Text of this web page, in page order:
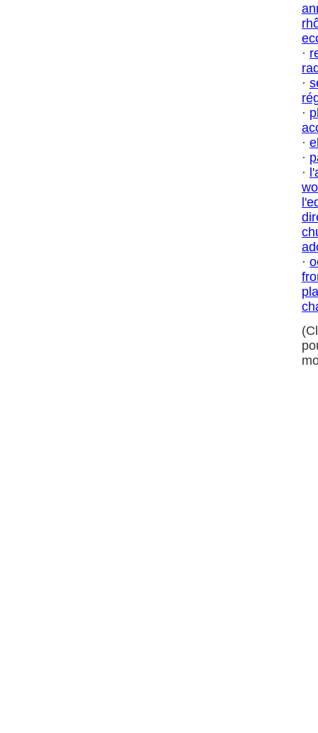
·
·
·
·
·
·
·